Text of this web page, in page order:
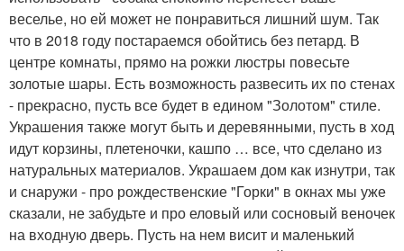
веселье, но ей может не понравиться лишний шум. Так
что в 2018 году постараемся обойтись без петард. В
центре комнаты, прямо на рожки люстры повесьте
золотые шары. Есть возможность развесить их по стенах
- прекрасно, пусть все будет в едином "Золотом" стиле.
Украшения также могут быть и деревянными, пусть в ход
идут корзины, плетеночки, кашпо … все, что сделано из
натуральных материалов. Украшаем дом как изнутри, так
и снаружи - про рождественские "Горки" в окнах мы уже
сказали, не забудьте и про еловый или сосновый веночек
на входную дверь. Пусть на нем висит и маленький